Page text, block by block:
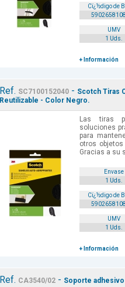
Cï¿½digo de
UMV
1 Uds.
+ Información
Ref. SC7100152040 - Scotch Tiras
Reutilizable - Color Negro.
Las tiras
soluciones
para
otros
Gracias a su
Envase
1 Uds.
Cï¿½digo de
UMV
1 Uds.
+ Información
Ref. CA3540/02 - Soporte